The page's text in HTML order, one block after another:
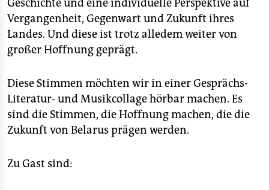
Geschichte und eine individuelle Perspektive auf
Vergangenheit, Gegenwart und Zukunft ihres
Landes. Und diese ist trotz alledem weiter von
großer Hoffnung geprägt.
Diese Stimmen möchten wir in einer Gesprächs-
Literatur- und Musikcollage hörbar machen. Es
sind die Stimmen, die Hoffnung machen, die die
Zukunft von Belarus prägen werden.
Zu Gast sind: